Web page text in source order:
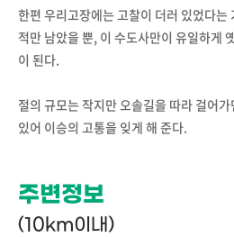
한편 우리고장에는 고찰이 더러 있었다는
적만 남았을 뿐, 이 수도사만이 유일하게
이 된다.
절의 규모는 작지만 오솔길을 따라 걸어
있어 이승의 고통을 잊게 해 준다.
주변정보
(10km이내)